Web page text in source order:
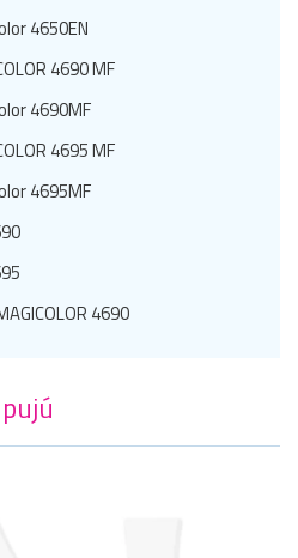
4650EN
4690 MF
4690MF
4695 MF
4695MF
4690